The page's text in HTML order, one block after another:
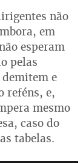
não
em
esperam
pelas
e
reféns, e,
mesmo
caso do
tabelas.